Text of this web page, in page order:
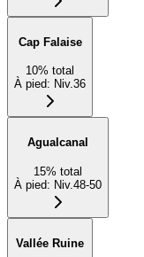
Cap Falaise
10% total
À pied: Niv.36
Agualcanal
15% total
À pied: Niv.48-50
Vallée Ruine